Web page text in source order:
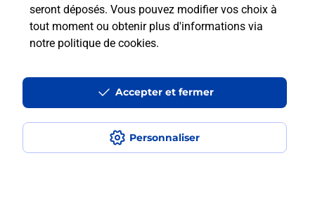
seront déposés. Vous pouvez modifier vos choix à
tout moment ou obtenir plus d'informations via
notre politique de cookies.
Personnaliser
Accepter et fermer
Accessibilité : partiellement conforme
Conditions contractuelles
Mentions légales